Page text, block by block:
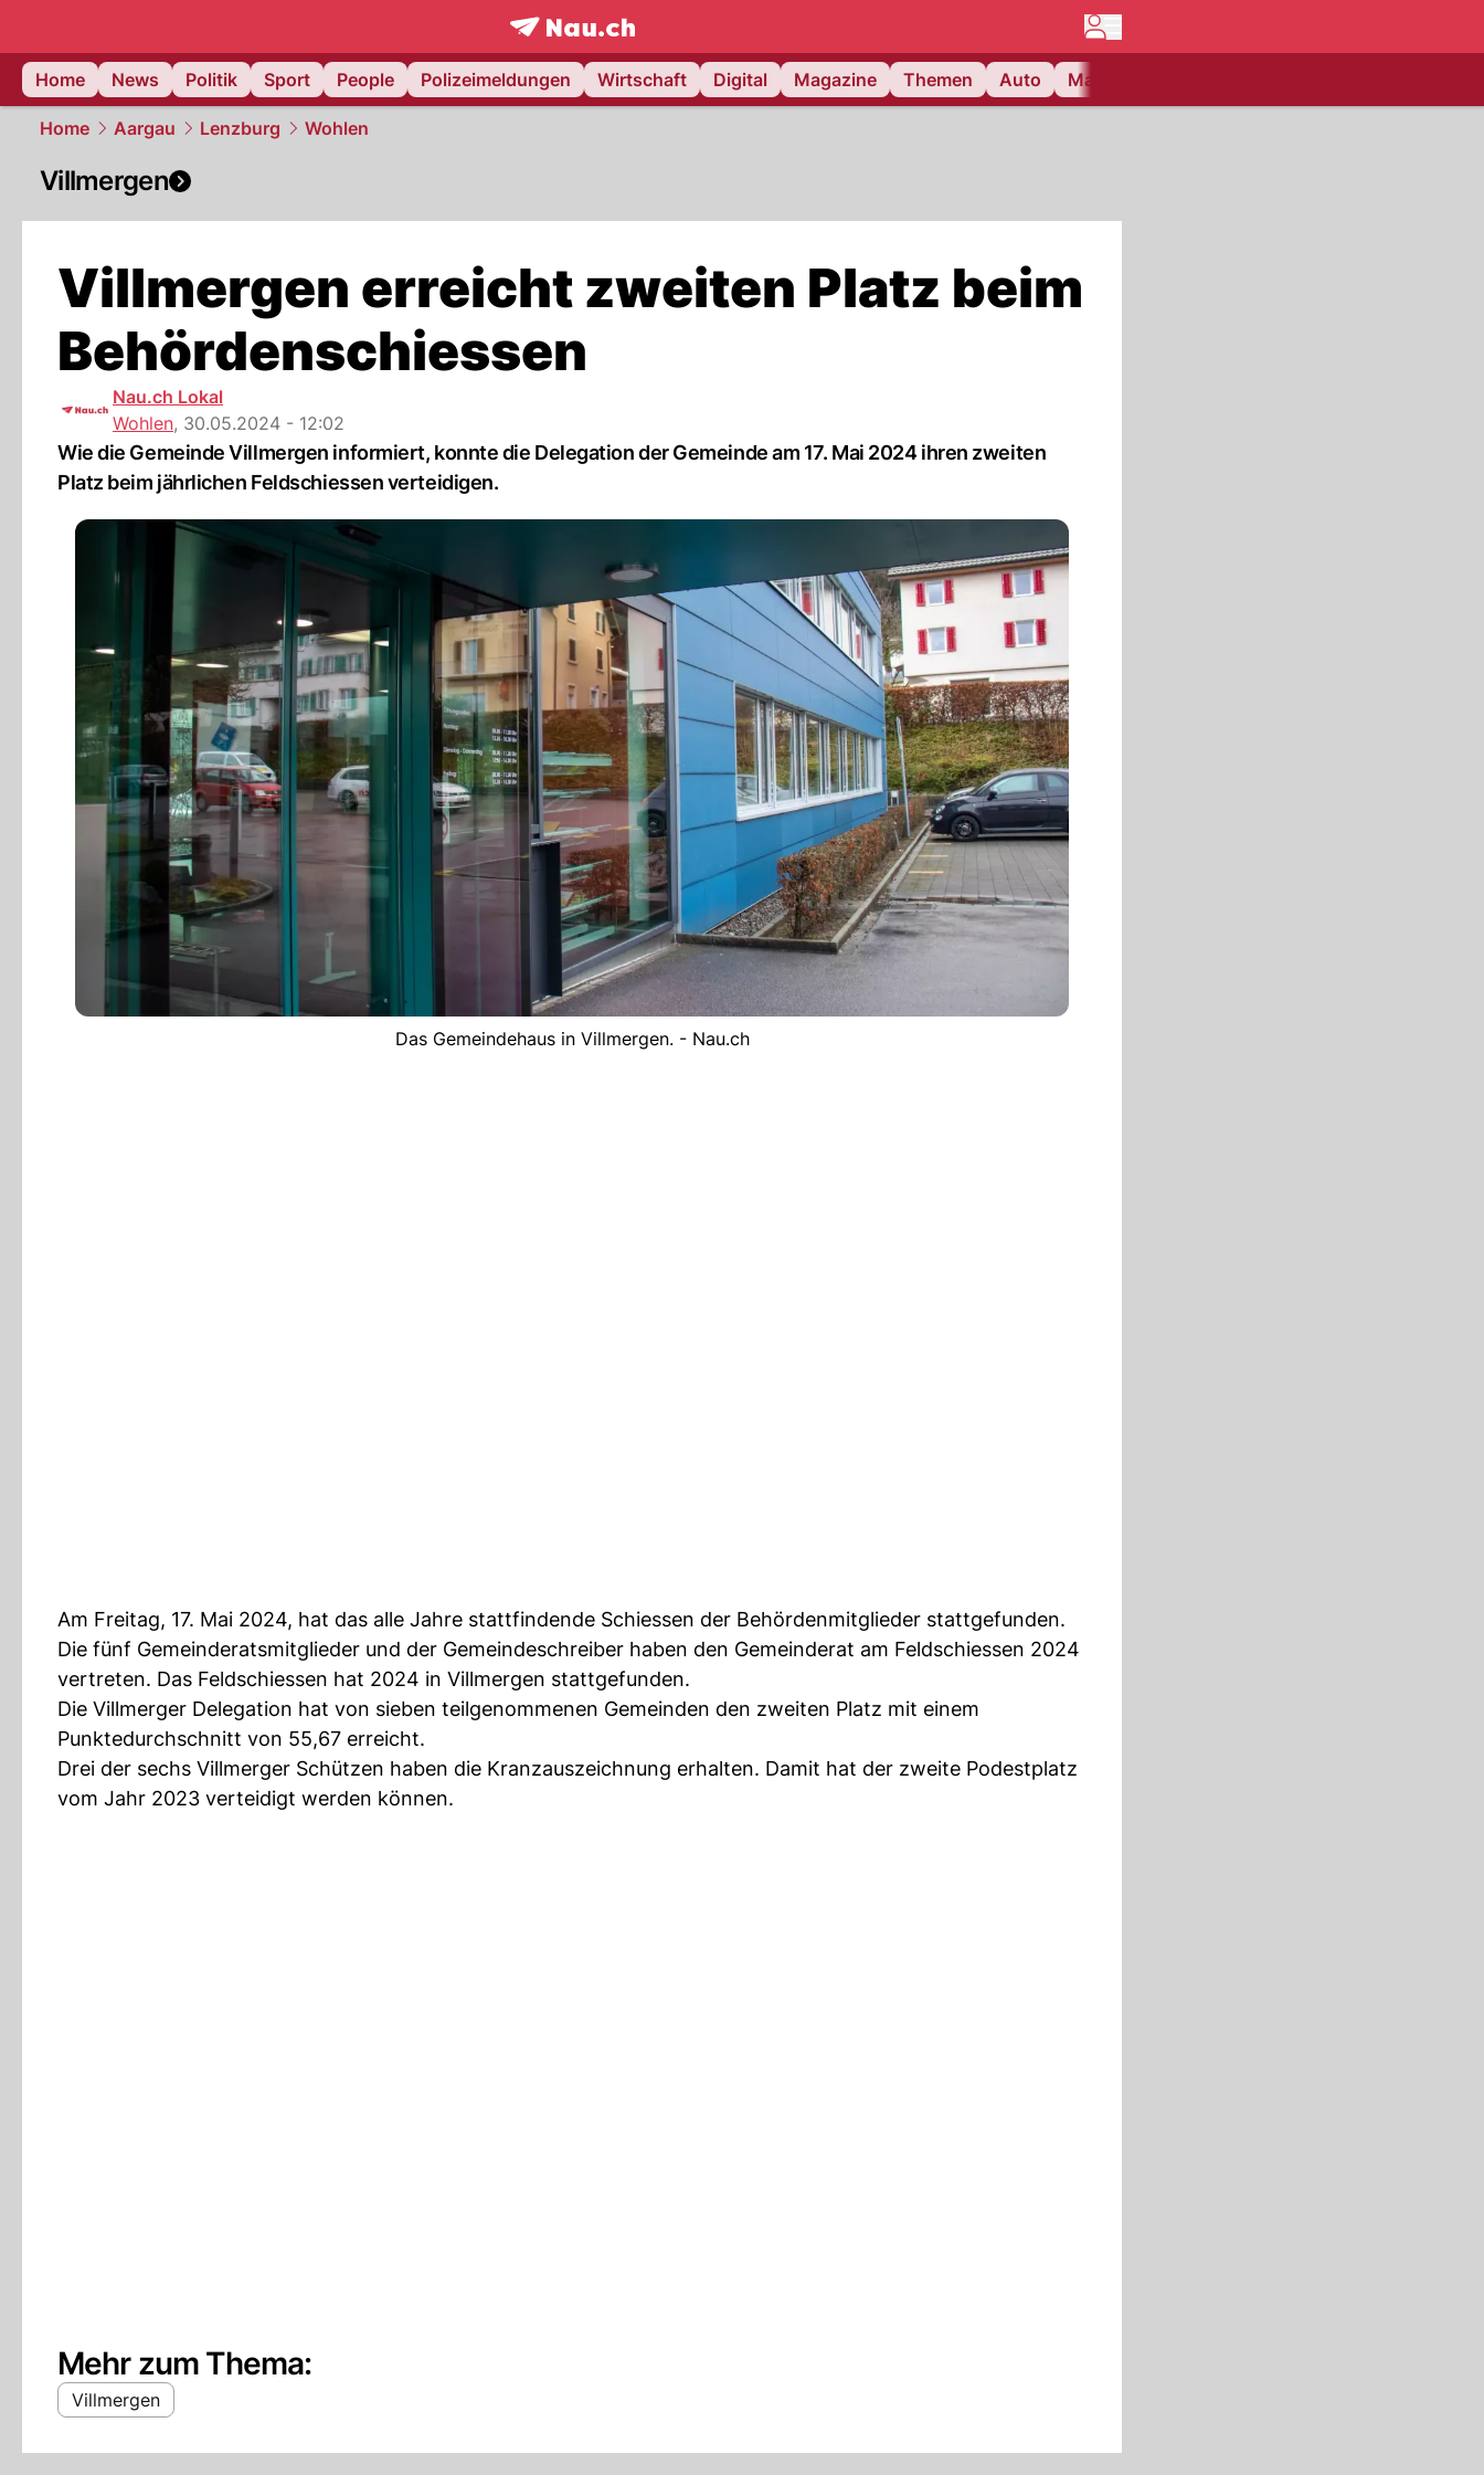
frontpage.NAU.ch
Home
News Politik Sport People Polizeimeldungen Wirtschaft Digital Magazine Themen Auto Matchcenter
Home Aargau Lenzburg Wohlen
Villmergen
Villmergen erreicht zweiten Platz beim
Behördenschiessen
Nau.ch Lokal
Wohlen, 30.05.2024 - 12:02
Wie die Gemeinde Villmergen informiert, konnte die Delegation der Gemeinde am 17. Mai 2024 ihren zweiten
Platz beim jährlichen Feldschiessen verteidigen.
Das Gemeindehaus in Villmergen. - Nau.ch
Am Freitag, 17. Mai 2024, hat das alle Jahre stattfindende Schiessen der Behördenmitglieder stattgefunden.
Die fünf Gemeinderatsmitglieder und der Gemeindeschreiber haben den Gemeinderat am Feldschiessen 2024
vertreten. Das Feldschiessen hat 2024 in Villmergen stattgefunden.
Die Villmerger Delegation hat von sieben teilgenommenen Gemeinden den zweiten Platz mit einem
Punktedurchschnitt von 55,67 erreicht.
Drei der sechs Villmerger Schützen haben die Kranzauszeichnung erhalten. Damit hat der zweite Podestplatz
vom Jahr 2023 verteidigt werden können.
Mehr zum Thema:
Villmergen